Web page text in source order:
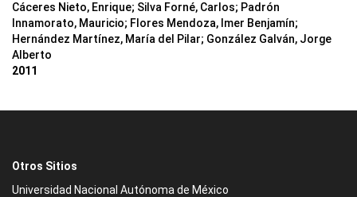
Cáceres Nieto, Enrique; Silva Forné, Carlos; Padrón
Innamorato, Mauricio; Flores Mendoza, Imer Benjamín;
Hernández Martínez, María del Pilar; González Galván, Jorge
Alberto
2011
Otros Sitios
Universidad Nacional Autónoma de México